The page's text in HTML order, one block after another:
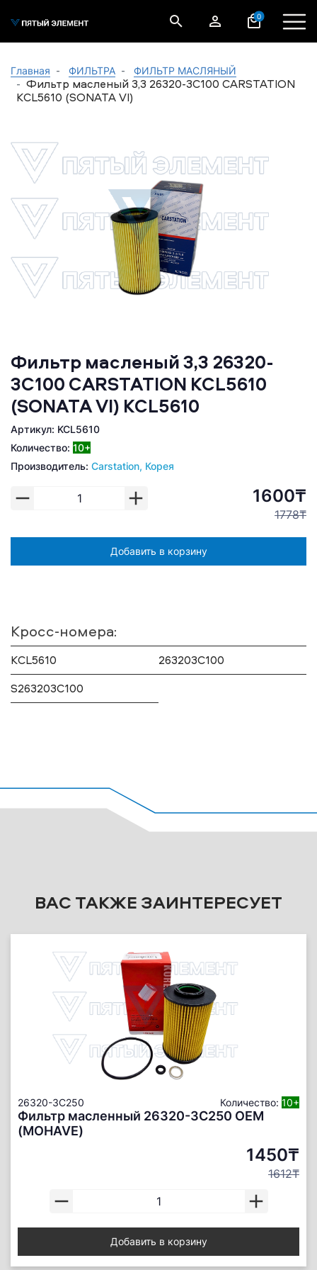
0
Главная ФИЛЬТРА ФИЛЬТР МАСЛЯНЫЙ
Фильтр масленый 3,3 26320-3C100 CARSTATION
KCL5610 (SONATA VI)
Фильтр масленый 3,3 26320-
3C100 CARSTATION KCL5610
(SONATA VI) KCL5610
Артикул: KCL5610
Количество: 10+
Производитель: Carstation, Корея
1600₸
1778₸
Добавить в корзину
Кросс-номера:
KCL5610
263203C100
S263203C100
ВАС ТАКЖЕ ЗАИНТЕРЕСУЕТ
26320-3C250 Количество: 10+
Фильтр масленный 26320-3C250 ОЕМ
(MOHAVE)
1450₸
1612₸
Добавить в корзину